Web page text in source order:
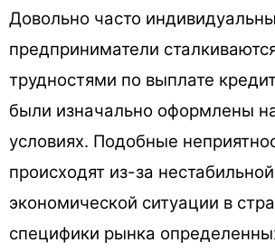
Довольно часто
предприниматели
трудностями по выплате
были изначально оформлены
условиях. Подобные
происходят из-за нестабильной
экономической ситуации в
специфики рынка